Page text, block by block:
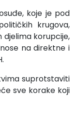
koje je pod
krugova,
djelima korupcije,
na direktne i
suprotstaviti
sve korake koji